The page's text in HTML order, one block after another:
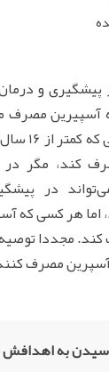
و
مصرف
صحبت
کند، مگر در
در
اما هر کسی که
مجددا
به